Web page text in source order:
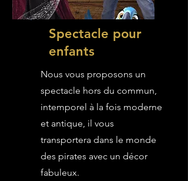
Spectacle pour
enfants
Nous vous proposons un
spectacle hors du commun,
intemporel à la fois moderne
et antique, il vous
transportera dans le monde
des pirates avec un décor
fabuleux.